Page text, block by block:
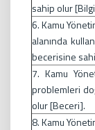
sahip olur
6. Kamu
alanında
becerisine
7. Kamu
problemleri
olur [Beceri].
8. Kamu